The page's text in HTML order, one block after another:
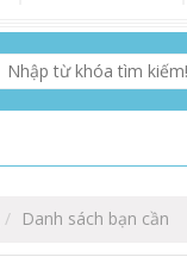
Danh sách bạn cần